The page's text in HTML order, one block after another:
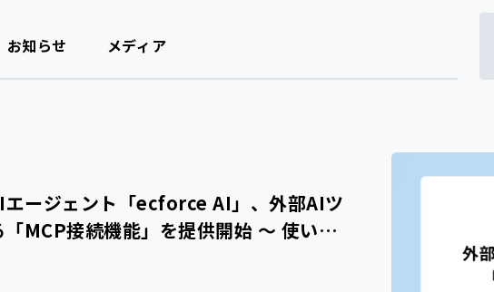
お知らせ メディア
エージェント「ecforce AI」、外部AIツ
接続機能」を提供開始 〜 使い慣れ